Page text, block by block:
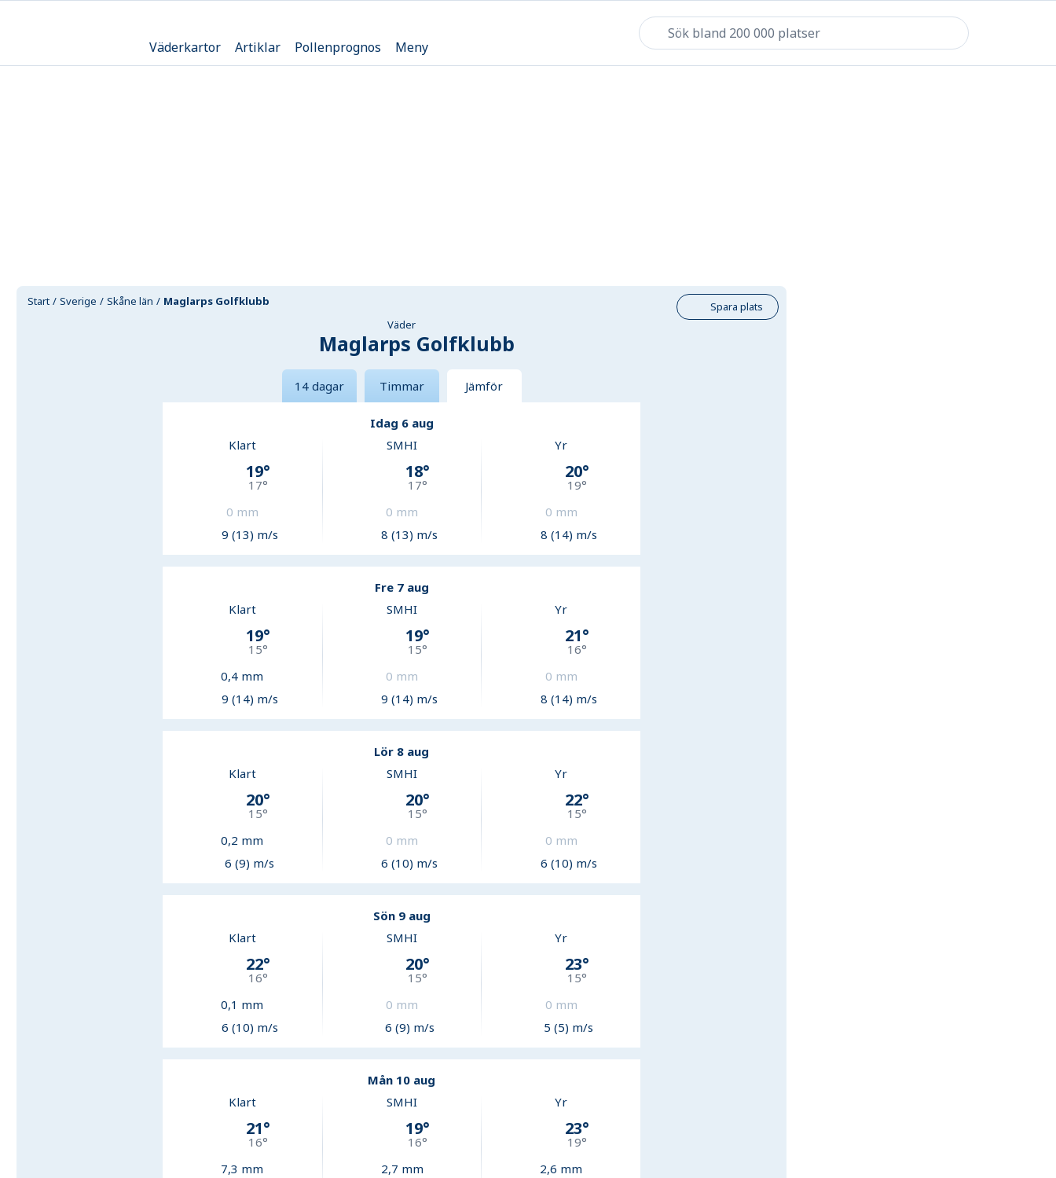
Väderkartor Artiklar Pollenprognos Meny
Start Sverige Skåne län Maglarps Golfklubb
Spara plats
Väder
Maglarps Golfklubb
14 dagar Timmar Jämför
Idag 6 aug
Klart
19°
17°
0 mm
9 (13) m/s
SMHI
18°
17°
0 mm
8 (13) m/s
Yr
20°
19°
0 mm
8 (14) m/s
Fre 7 aug
Klart
19°
15°
0,4 mm
9 (14) m/s
SMHI
19°
15°
0 mm
9 (14) m/s
Yr
21°
16°
0 mm
8 (14) m/s
Lör 8 aug
Klart
20°
15°
0,2 mm
6 (9) m/s
SMHI
20°
15°
0 mm
6 (10) m/s
Yr
22°
15°
0 mm
6 (10) m/s
Sön 9 aug
Klart
22°
16°
0,1 mm
6 (10) m/s
SMHI
20°
15°
0 mm
6 (9) m/s
Yr
23°
15°
0 mm
5 (5) m/s
Mån 10 aug
Klart
21°
16°
7,3 mm
SMHI
19°
16°
2,7 mm
Yr
23°
19°
2,6 mm